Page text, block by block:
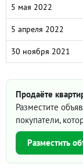
5 мая 2022
5 апреля 2022
30 ноября 2021
Продаёте
Разместите
покупатели,
Разместить